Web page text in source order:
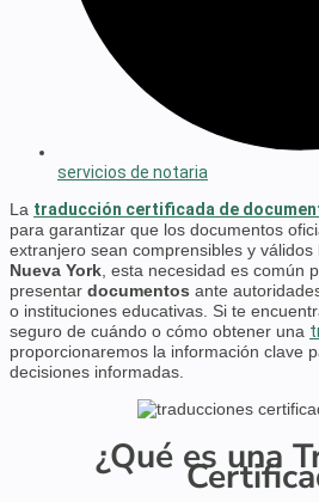
servicios de notaria
La traducción certificada de
para garantizar que los documentos
extranjero sean comprensibles y
Nueva York , esta necesidad es común
presentar documentos ante
o instituciones educativas. Si te
seguro de cuándo o cómo obtener una
proporcionaremos la información clave
decisiones informadas.
¿Qué es una